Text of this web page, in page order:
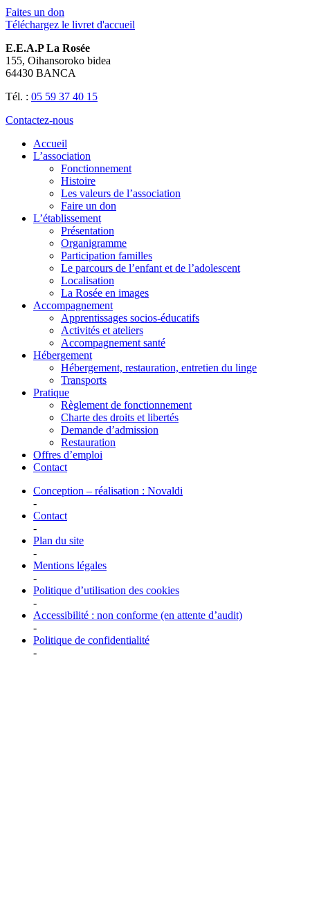
Faites un don
Téléchargez le livret d'accueil
E.E.A.P La Rosée
155, Oihansoroko bidea
64430 BANCA
Tél. : 05 59 37 40 15
Contactez-nous
Accueil
L’association
Fonctionnement
Histoire
Les valeurs de l’association
Faire un don
L’établissement
Présentation
Organigramme
Participation familles
Le parcours de l’enfant et de l’adolescent
Localisation
La Rosée en images
Accompagnement
Apprentissages socios-éducatifs
Activités et ateliers
Accompagnement santé
Hébergement
Hébergement, restauration, entretien du linge
Transports
Pratique
Règlement de fonctionnement
Charte des droits et libertés
Demande d’admission
Restauration
Offres d’emploi
Contact
Conception – réalisation : Novaldi
-
Contact
-
Plan du site
-
Mentions légales
-
Politique d’utilisation des cookies
-
Accessibilité : non conforme (en attente d’audit)
-
Politique de confidentialité
-